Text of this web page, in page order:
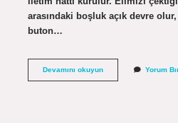
arasındaki boşluk açık devre
buton…
Devamını okuyunButon
Yorum